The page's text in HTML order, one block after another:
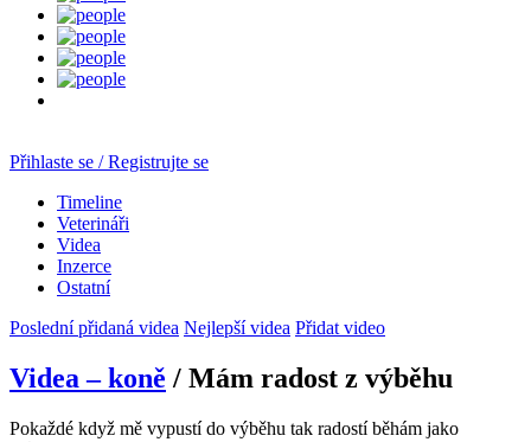
Přihlaste se / Registrujte se
Timeline
Veterináři
Videa
Inzerce
Ostatní
Poslední přidaná videa Nejlepší videa Přidat video
Videa – koně / Mám radost z výběhu
Pokaždé když mě vypustí do výběhu tak radostí běhám jako